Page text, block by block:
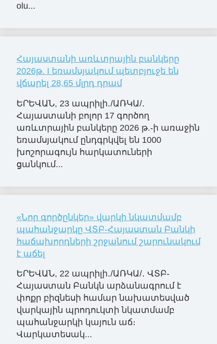
olu...
Հայաստանի առևտրային բանկերը
2026թ. I եռամսյակում պետբյուջե են
վճարել 28,65 մլրդ դրամ
ԵՐԵՎԱՆ, 23 ապրիլի․/ԱՌԿԱ/․
Հայաստանի բոլոր 17 գործող
առևտրային բանկերը 2026 թ.-ի առաջին
եռամսյակում ընդգրկվել են 1000
խոշորագույն հարկատուների
ցանկում...
«Նոր գործընկեր» վարկի նկատմամբ
պահանջարկը ՎՏԲ-Հայաստան Բանկի
հաճախորդների շրջանում շարունակում
է աճել
ԵՐԵՎԱՆ, 22 ապրիլի․/ԱՌԿԱ/․ ՎՏԲ-
Հայաստան Բանկն արձանագրում է
փոքր բիզնեսի համար նախատեսված
վարկային պրոդուկտի նկատմամբ
պահանջարկի կայուն աճ։
Վարկատեսակ...